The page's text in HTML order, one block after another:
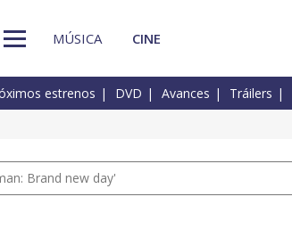
MÚSICA CINE
estrenos DVD Avances Tráilers
Brand new day'